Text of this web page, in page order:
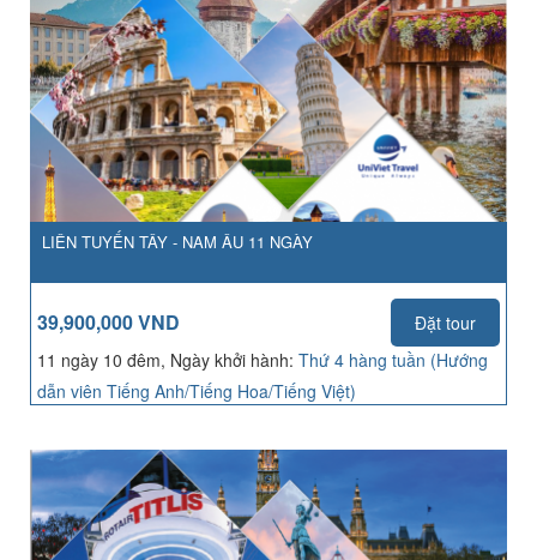
LIÊN TUYẾN TÂY - NAM ÂU 11 NGÀY
39,900,000 VND
Đặt tour
11 ngày 10 đêm, Ngày khởi hành: Thứ 4 hàng tuần (Hướng
dẫn viên Tiếng Anh/Tiếng Hoa/Tiếng Việt)